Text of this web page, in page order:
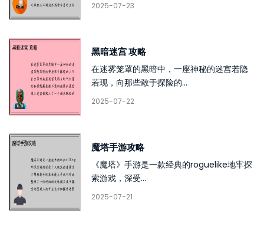
2025-07-23
黑暗迷宫 攻略
在迷雾笼罩的黑暗中，一座神秘的迷宫若隐
若现，向那些敢于探险的...
2025-07-22
魔塔手游攻略
《魔塔》手游是一款经典的roguelike地牢探
索游戏，深受...
2025-07-21